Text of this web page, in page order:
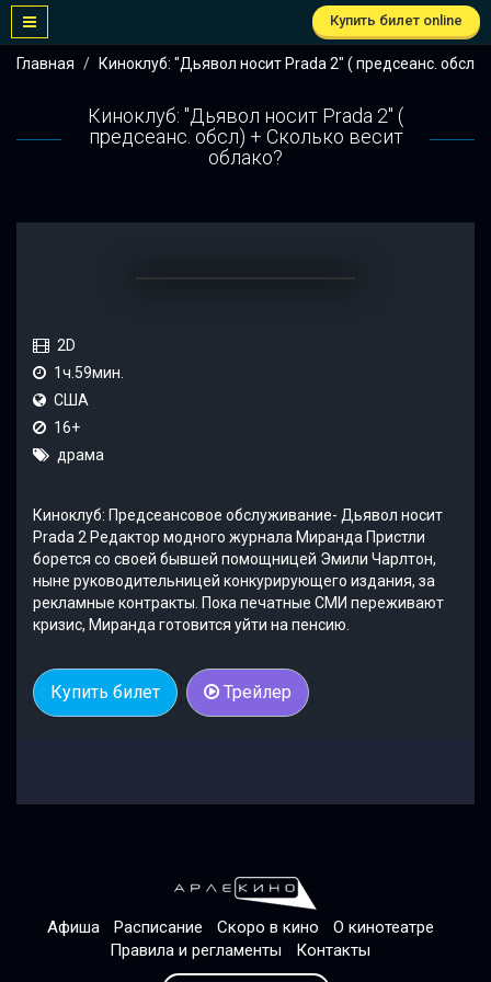
Купить билет online
Главная Киноклуб: "Дьявол носит Prada 2" ( предсеанс. обсл)
Киноклуб: "Дьявол носит Prada 2" (
предсеанс. обсл) + Сколько весит
облако?
2D
1ч.59мин.
США
16+
драма
Киноклуб: Предсеансовое обслуживание- Дьявол носит
Prada 2 Редактор модного журнала Миранда Пристли
борется со своей бывшей помощницей Эмили Чарлтон,
ныне руководительницей конкурирующего издания, за
рекламные контракты. Пока печатные СМИ переживают
кризис, Миранда готовится уйти на пенсию.
Купить билет Трейлер
Афиша Расписание Скоро в кино
О кинотеатре
Правила и регламенты
Контакты